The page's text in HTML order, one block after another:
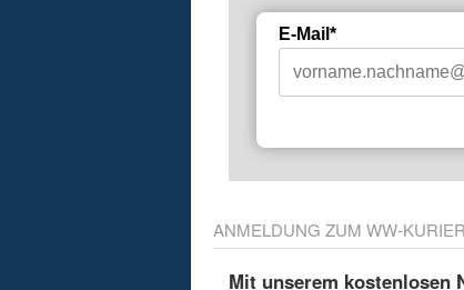
E-Mail*
ANMELDUNG ZUM WW-
Mit unserem kostenlosen